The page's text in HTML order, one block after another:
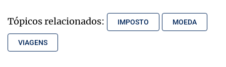
Tópicos relacionados: IMPOSTO MOEDA
VIAGENS